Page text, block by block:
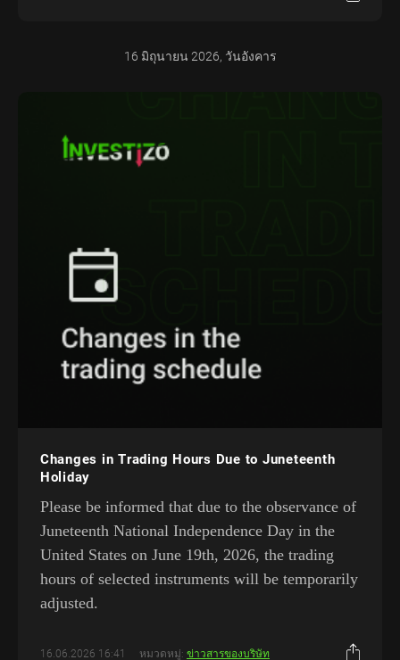
16 มิถุนายน 2026, วันอังคาร
Changes in Trading Hours Due to Juneteenth
Holiday
Please be informed that due to the observance of
Juneteenth National Independence Day in the
United States on June 19th, 2026, the trading
hours of selected instruments will be temporarily
adjusted.
16.06.2026 16:41 หมวดหมู่: ข่าวสารของบริษัท